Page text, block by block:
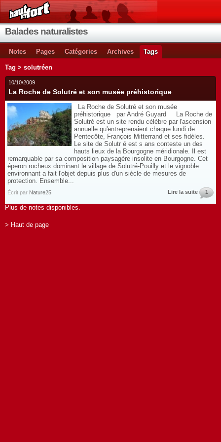
Balades naturalistes
Notes Pages Catégories Archives Tags
Tag > solutréen
10/10/2009
La Roche de Solutré et son musée préhistorique
La Roche de Solutré et son musée
préhistorique par André Guyard La Roche de
Solutré est un site rendu célèbre par l'ascension
annuelle qu'entreprenaient chaque lundi de
Pentecôte, François Mitterrand et ses fidèles.
Le site de Solutr é est s ans conteste un des
hauts lieux de la Bourgogne méridionale. Il est
remarquable par sa composition paysagère insolite en Bourgogne. Cet
éperon rocheux dominant le village de Solutré-Pouilly et le vignoble
environnant a fait l'objet depuis plus d'un siècle de mesures de
protection. Ensemble...
Écrit par Nature25 Lire la suite 1
Plus de notes disponibles.
> Haut de page